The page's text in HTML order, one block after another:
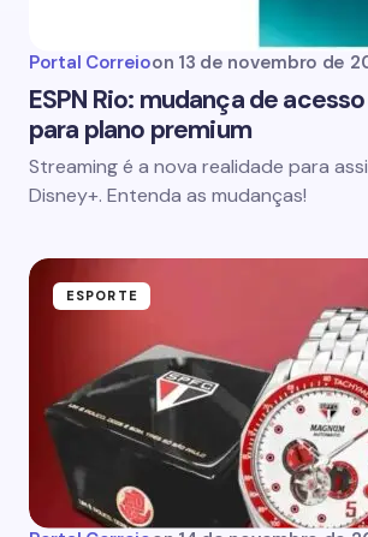
Portal Correioon 13 de novembro de
ESPN Rio: mudança de
para plano premium
Streaming é a nova realidade para
Disney+. Entenda as mudanças!
ESPORTE